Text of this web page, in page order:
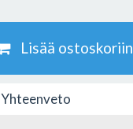
Lisää ostoskoriin
Yhteenveto